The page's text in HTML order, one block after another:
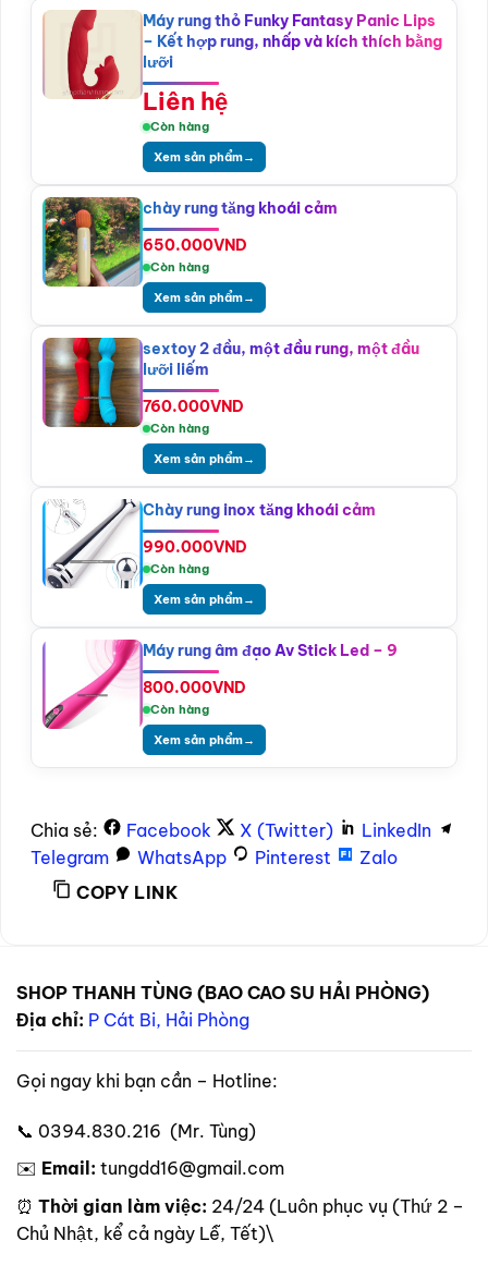
Máy rung thỏ Funky Fantasy Panic Lips
– Kết hợp rung, nhấp và kích thích bằng
lưỡi
Liên hệ
Còn hàng
Xem sản phẩm→
chày rung tăng khoái cảm
650.000VND
Còn hàng
Xem sản phẩm→
sextoy 2 đầu, một đầu rung, một đầu
lưỡi liếm
760.000VND
Còn hàng
Xem sản phẩm→
Chày rung inox tăng khoái cảm
990.000VND
Còn hàng
Xem sản phẩm→
Máy rung âm đạo Av Stick Led – 9
800.000VND
Còn hàng
Xem sản phẩm→
Chia sẻ: Facebook X (Twitter)
LinkedIn
Telegram
WhatsApp Pinterest
Zalo
COPY LINK
SHOP THANH TÙNG (BAO CAO SU HẢI PHÒNG)
Địa chỉ: P Cát Bi, Hải Phòng
Gọi ngay khi bạn cần – Hotline:
📞 0394.830.216 (Mr. Tùng)
✉️ Email: tungdd16@gmail.com
⏰ Thời gian làm việc: 24/24 (Luôn phục vụ (Thứ 2 –
Chủ Nhật, kể cả ngày Lễ, Tết)\